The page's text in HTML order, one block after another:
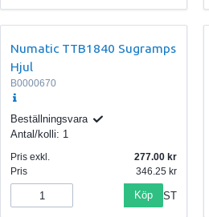
Numatic TTB1840 Sugramps
Hjul
B0000670
Beställningsvara
Antal/kolli: 1
Pris exkl.
277.00
Pris
346.25
Köp ST